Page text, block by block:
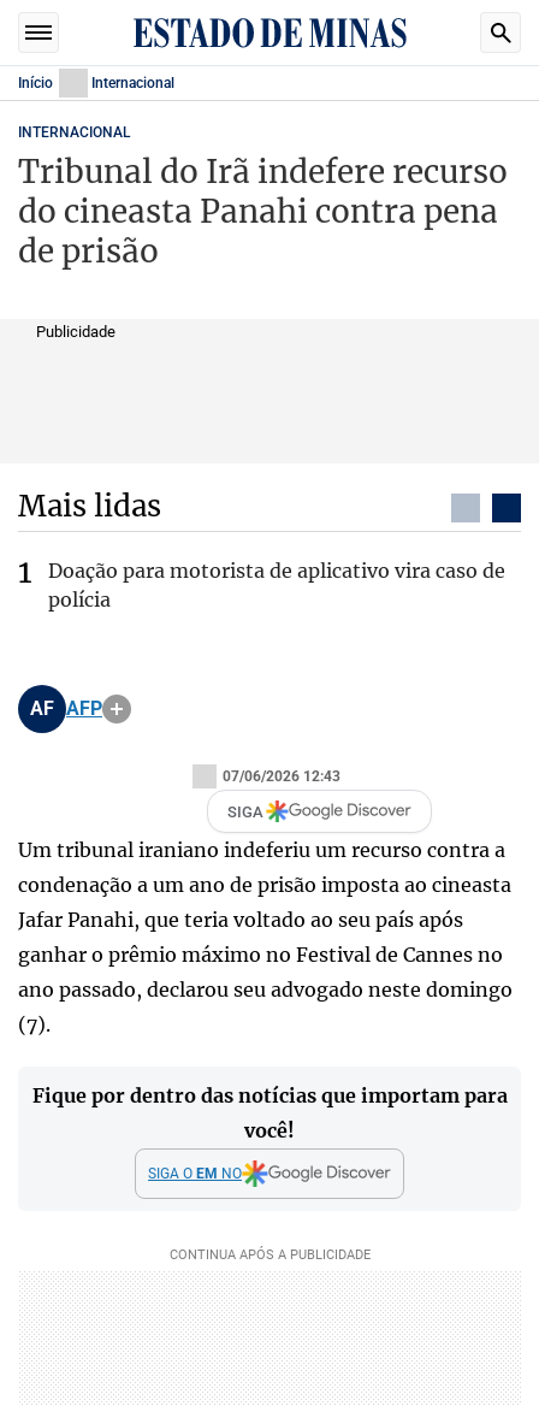
Início Internacional
INTERNACIONAL
Tribunal do Irã indefere recurso
do cineasta Panahi contra pena
de prisão
Publicidade
Mais lidas
Doação para motorista de aplicativo vira caso de
polícia
AF AFP
07/06/2026 12:43
SIGA
Um tribunal iraniano indeferiu um recurso contra a
condenação a um ano de prisão imposta ao cineasta
Jafar Panahi, que teria voltado ao seu país após
ganhar o prêmio máximo no Festival de Cannes no
ano passado, declarou seu advogado neste domingo
(7).
Fique por dentro das notícias que importam para
você!
SIGA O EM NO